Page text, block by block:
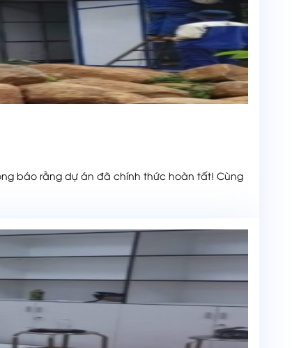
báo rằng dự án đã chính thức hoàn tất! Cùng